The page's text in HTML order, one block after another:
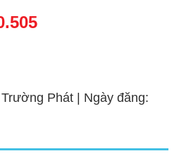
Phát | Ngày đăng: